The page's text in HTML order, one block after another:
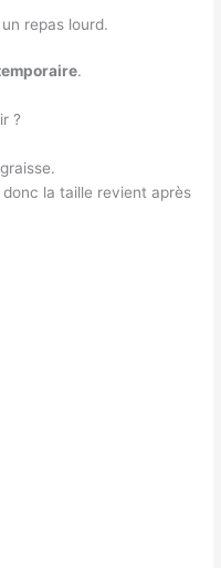
repas lourd.
.
?
donc la taille revient après